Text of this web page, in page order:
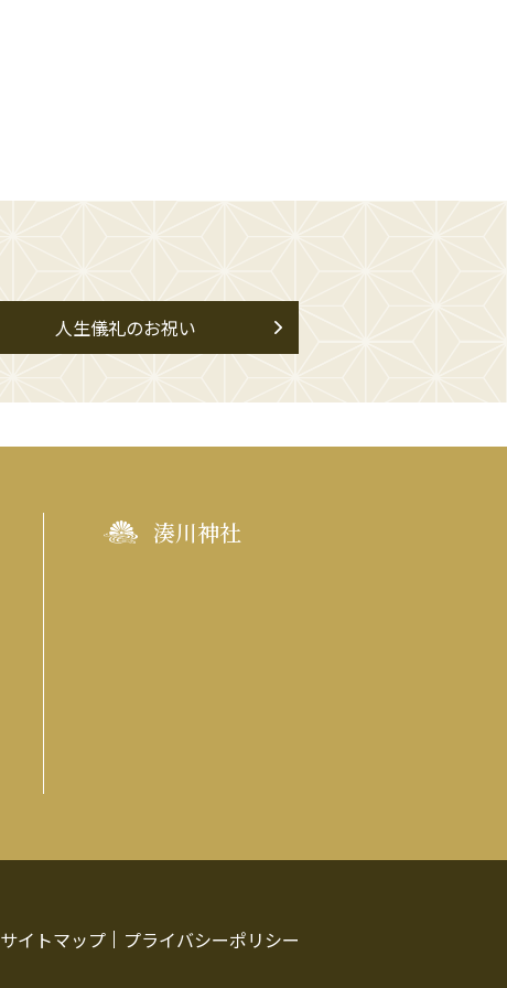
人生儀礼のお祝い
湊川神社
サイトマップ プライバシーポリシー